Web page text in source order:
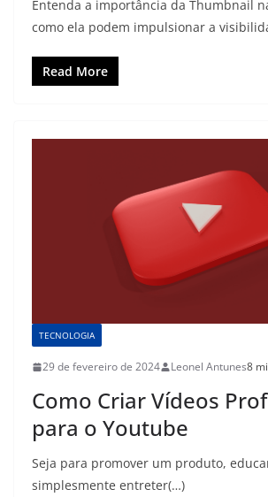
Entenda a importância da Thumbnail
como ela podem impulsionar a
Read More
TECNOLOGIA
29 de fevereiro de 2024 Leonel Antunes8
Como Criar Vídeos
para o Youtube
Seja para promover um produto,
simplesmente entreter(…)